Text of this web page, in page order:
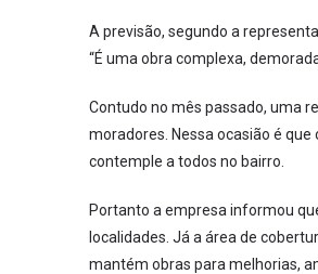
A previsão, segundo a
“É uma obra complexa,
Contudo no mês passado, uma
moradores. Nessa ocasião é
contemple a todos no bairro.
Portanto a empresa informou
localidades. Já a área de
mantém obras para melhorias,